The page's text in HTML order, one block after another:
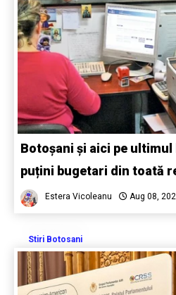
Botoșani și aici pe ultimul
puțini bugetari din toată
Estera Vicoleanu Aug 08,
Stiri Botosani